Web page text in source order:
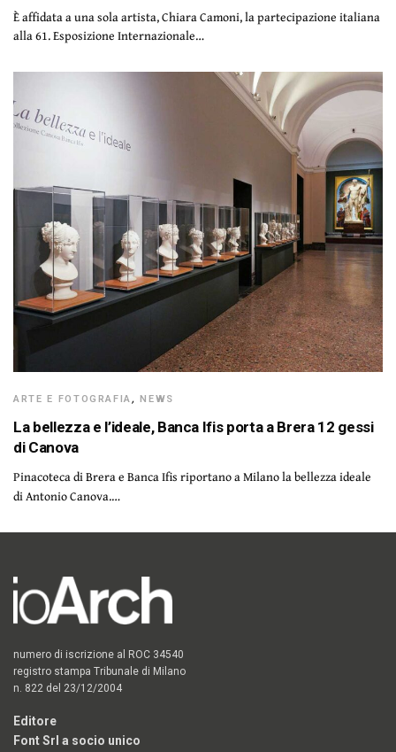
È affidata a una sola artista, Chiara Camoni, la partecipazione italiana
alla 61. Esposizione Internazionale…
ARTE E FOTOGRAFIA,NEWS
La bellezza e l’ideale, Banca Ifis porta a Brera 12 gessi
di Canova
Pinacoteca di Brera e Banca Ifis riportano a Milano la bellezza ideale
di Antonio Canova.…
numero di iscrizione al ROC 34540
registro stampa Tribunale di Milano
n. 822 del 23/12/2004
Editore
Font Srl a socio unico